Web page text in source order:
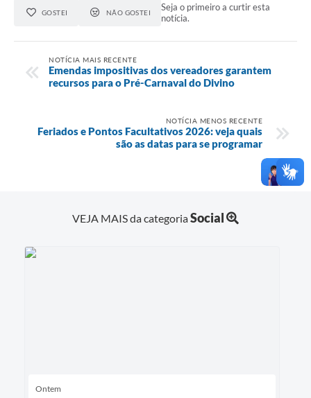
GOSTEI NÃO GOSTEI
Seja o primeiro a curtir esta
notícia.
NOTÍCIA MAIS RECENTE
Emendas impositivas dos vereadores garantem
recursos para o Pré-Carnaval do Divino
NOTÍCIA MENOS RECENTE
Feriados e Pontos Facultativos 2026: veja quais
são as datas para se programar
VEJA MAIS da categoriaSocial
Ontem